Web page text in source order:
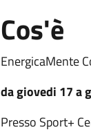
Cos'è
EnergicaMente
da giovedi 17 a
Presso Sport+